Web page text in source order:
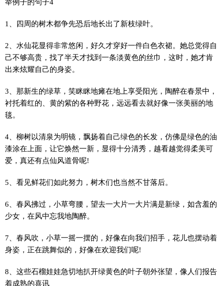
举例子的句子4
1、四周的树木都争先恐后地长出了新枝绿叶。
2、水仙花显得非常悠闲，好久才穿好一件白色衣裙。她总觉得自
己不够高贵，找了半天才找到一条淡黄色的丝巾，这时，她才肯
出来炫耀自己的身姿。
3、那新生的绿草，笑眯眯地瘫在地上享受阳光，陶醉在春景中，
衬托着红的、黄的紫的各种野花，远远看去就好像一张美丽的地
毯。
4、柳树以清泉为明镜，飘扬着自己绿色的长发，仿佛是绿色的油
漆涂在上面，让它焕然一新，显得十分清秀，越看越觉得柔美可
爱，真还有点仙风道骨呢!
5、看见鲜花们如此努力，树木们也当然不甘落后。
6、春风拂过，小草弯腰，望去一大片一大片满是新绿，如含羞的
少女，在风中忘我地陶醉。
7、春风吹，小草一摇一摆的，好像在向我们招手，花儿也摆动着
身姿，正在跳舞似的，好像在欢迎我们呢!
8、这些石榴娃娃急切地扒开绿黄色的叶子朝外张望，像人们报告
着成熟的喜讯